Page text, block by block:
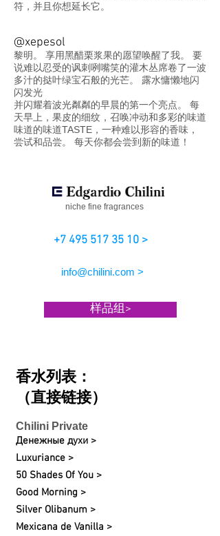
符，并且你想延长它。
@xepesol
黎明。 享用黑醋栗浆果的愿望唤醒了我。 要
说难以忍受的讽刺咧嘴笑的灌木丛席卷了一波
多汁的挞叶绿宝石般的光芒。 露水慵懒地闪
闪发光
并闪耀着波光粼粼的早晨的第一个亮点。 每
天早上，果皮的细纹，召唤冲动和多彩的味道
味道的味道TASTE，一种难以形容的香味，
尝试和品尝。 每天你都会尝到新的味道！
niche fine fragrances
+7 495 517 35 10 >
info@chilini.com >
样品组>
香水列表：
（直接链接）
Chilini Private
Денежные духи >
Luxuriance >
50 Shades Of You >
Good Morning >
Silver Olibanum >
Mexicana de Vanilla >